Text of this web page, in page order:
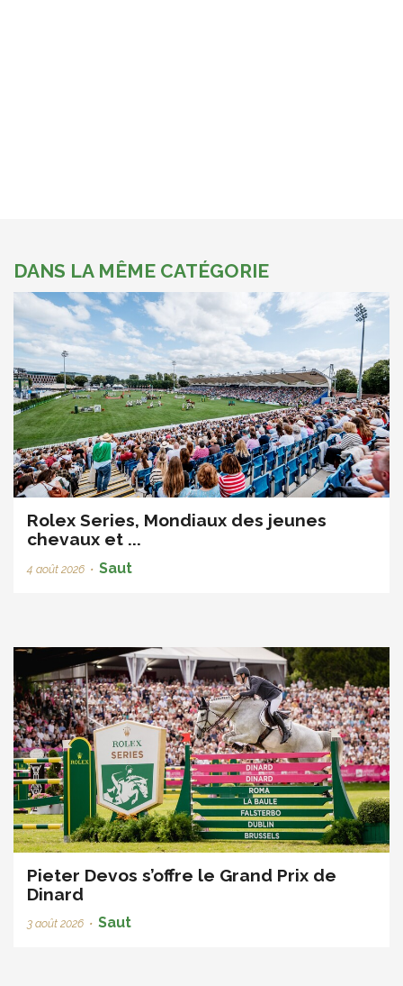
DANS LA MÊME CATÉGORIE
Rolex Series, Mondiaux des jeunes
chevaux et ...
4 août 2026 • Saut
Pieter Devos s’offre le Grand Prix de
Dinard
3 août 2026 • Saut